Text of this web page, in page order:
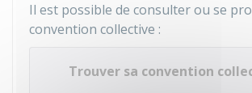
Il est possible de consulter ou se
convention collective :
Trouver sa convention